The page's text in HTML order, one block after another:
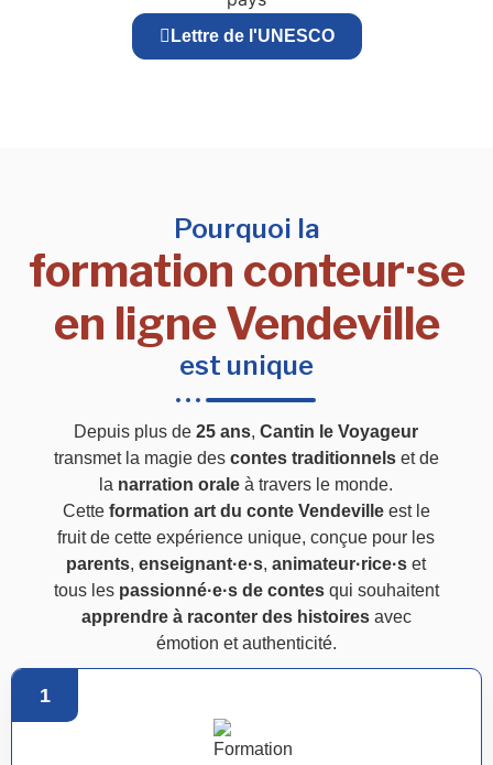
Lettre de l'UNESCO
Pourquoi la
formation conteur·se
en ligne Vendeville
est unique
Depuis plus de25 ans,Cantin le Voyageur
transmet la magie des contes traditionnelset de
la narration orale à travers le monde.
Cette formation art du conte Vendevilleest le
fruit de cette expérience unique, conçue pour les
parents,enseignant·e·s,animateur·rice·s et
tous les passionné·e·s de contesqui souhaitent
apprendre à raconter des histoiresavec
émotion et authenticité.
1